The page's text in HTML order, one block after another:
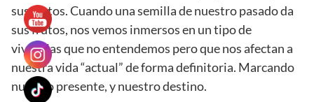
sus frutos. Cuando una semilla de nuestro pasado da
sus frutos, nos vemos inmersos en un tipo de
vivencias que no entendemos pero que nos afectan a
nuestra vida “actual” de forma definitoria. Marcando
nuestro presente, y nuestro destino.